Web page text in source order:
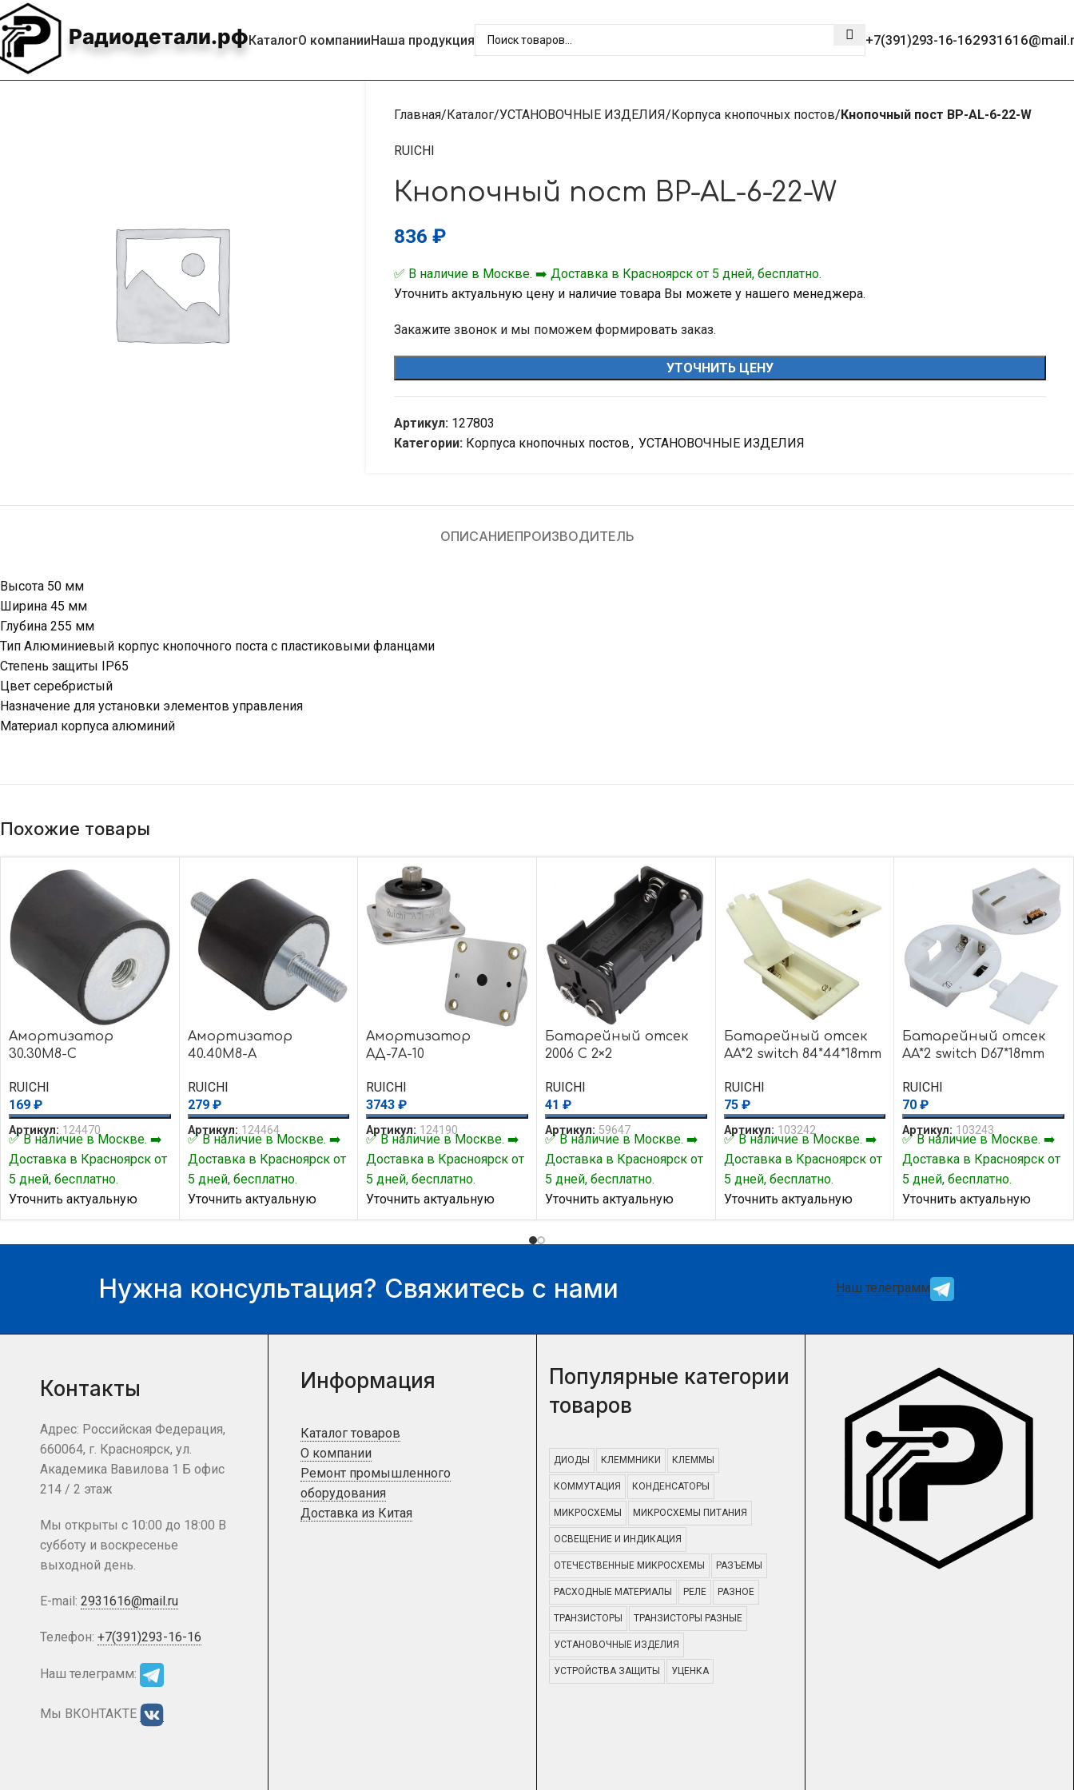
Радиодетали.рфКаталогО компанииНаша продукция +7(391)293-16-16
Главная Каталог УСТАНОВОЧНЫЕ ИЗДЕЛИЯ Корпуса кнопочных постов Кнопочный пост BP-AL-6-22-W
RUICHI
Кнопочный пост BP-AL-6-22-W
836 ₽
✅ В наличие в Москве. ➡️ Доставка в Красноярск от 5 дней, бесплатно.
Уточнить актуальную цену и наличие товара Вы можете у нашего менеджера.
Закажите звонок и мы поможем формировать заказ.
УТОЧНИТЬ ЦЕНУ
Артикул: 127803
Категории: Корпуса кнопочных постов, УСТАНОВОЧНЫЕ ИЗДЕЛИЯ
ОПИСАНИЕПРОИЗВОДИТЕЛЬ
Высота 50 мм
Ширина 45 мм
Глубина 255 мм
Тип Алюминиевый корпус кнопочного поста с пластиковыми фланцами
Степень защиты IP65
Цвет серебристый
Назначение для установки элементов управления
Материал корпуса алюминий
Похожие товары
Амортизатор
30.30M8-C
RUICHI
169 ₽
Артикул: 124470
✅ В наличие в Москве. ➡️
Доставка в Красноярск от
5 дней, бесплатно.
Уточнить актуальную
цену и наличие товара Вы
Амортизатор
40.40M8-А
RUICHI
279 ₽
Артикул: 124464
✅ В наличие в Москве. ➡️
Доставка в Красноярск от
5 дней, бесплатно.
Уточнить актуальную
цену и наличие товара Вы
Амортизатор
АД-7А-10
RUICHI
3743₽
Артикул: 124190
✅ В наличие в Москве. ➡️
Доставка в Красноярск от
5 дней, бесплатно.
Уточнить актуальную
цену и наличие товара Вы
Батарейный отсек
2006 C 2×2
RUICHI
41 ₽
Артикул: 59647
✅ В наличие в Москве. ➡️
Доставка в Красноярск от
5 дней, бесплатно.
Уточнить актуальную
цену и наличие товара Вы
можете у нашего
Батарейный отсек
AA*2 switch 84*44*18mm
RUICHI
75 ₽
Артикул: 103242
✅ В наличие в Москве. ➡️
Доставка в Красноярск от
5 дней, бесплатно.
Уточнить актуальную
цену и наличие товара Вы
Батарейный отсек
AA*2 switch D67*18mm
RUICHI
70₽
Артикул: 103243
✅ В наличие в Москве. ➡️
Доставка в Красноярск от
5 дней, бесплатно.
Уточнить актуальную
цену и наличие товара Вы
Нужна консультация? Свяжитесь с нами Наш телеграмм
Контакты
Адрес: Российская Федерация,
660064, г. Красноярск, ул.
Академика Вавилова 1 Б офис
214 / 2 этаж
Мы открыты с 10:00 до 18:00 В
субботу и воскресенье
выходной день.
E-mail: 2931616@mail.ru
Телефон: +7(391)293-16-16
Наш телеграмм:
Мы ВКОНТАКТЕ
Информация
Каталог товаров
О компании
Ремонт промышленного
оборудования
Доставка из Китая
Популярные категории
товаров
ДИОДЫ КЛЕММНИКИ КЛЕММЫ
КОММУТАЦИЯ КОНДЕНСАТОРЫ
МИКРОСХЕМЫ МИКРОСХЕМЫ ПИТАНИЯ
ОСВЕЩЕНИЕ И ИНДИКАЦИЯ
ОТЕЧЕСТВЕННЫЕ МИКРОСХЕМЫ РАЗЪЕМЫ
РАСХОДНЫЕ МАТЕРИАЛЫ РЕЛЕ РАЗНОЕ
ТРАНЗИСТОРЫ ТРАНЗИСТОРЫ РАЗНЫЕ
УСТАНОВОЧНЫЕ ИЗДЕЛИЯ
УСТРОЙСТВА ЗАЩИТЫ УЦЕНКА